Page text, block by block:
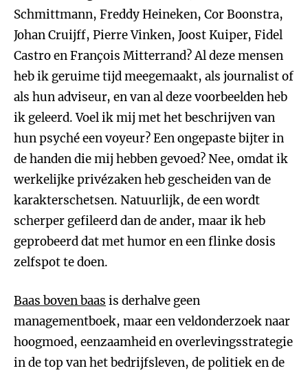
Schmittmann, Freddy Heineken, Cor Boonstra,
Johan Cruijff, Pierre Vinken, Joost Kuiper, Fidel
Castro en François Mitterrand? Al deze mensen
heb ik geruime tijd meegemaakt, als journalist of
als hun adviseur, en van al deze voorbeelden heb
ik geleerd. Voel ik mij met het beschrijven van
hun psyché een voyeur? Een ongepaste bijter in
de handen die mij hebben gevoed? Nee, omdat ik
werkelijke privézaken heb gescheiden van de
karakterschetsen. Natuurlijk, de een wordt
scherper gefileerd dan de ander, maar ik heb
geprobeerd dat met humor en een flinke dosis
zelfspot te doen.
Baas boven baas is derhalve geen
managementboek, maar een veldonderzoek naar
hoogmoed, eenzaamheid en overlevingsstrategie
in de top van het bedrijfsleven, de politiek en de